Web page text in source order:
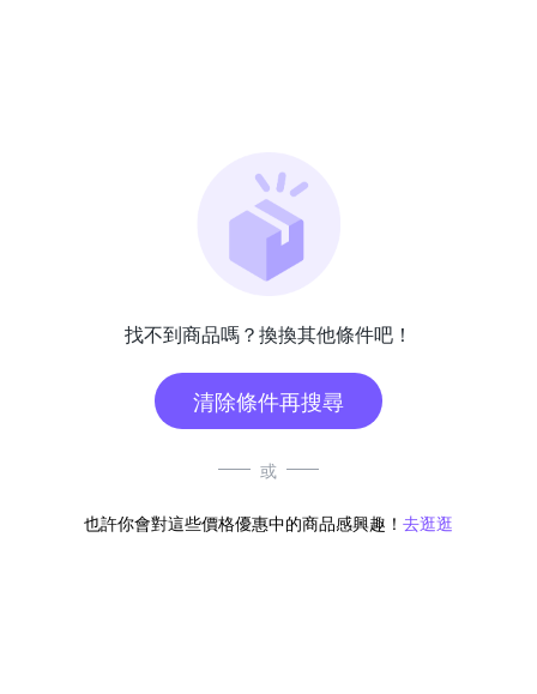
找不到商品嗎？換換其他條件吧！
清除條件再搜尋
或
也許你會對這些價格優惠中的商品感興趣！ 去逛逛